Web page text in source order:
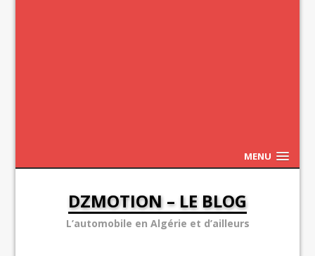
MENU
DZMOTION – LE BLOG
L’automobile en Algérie et d’ailleurs